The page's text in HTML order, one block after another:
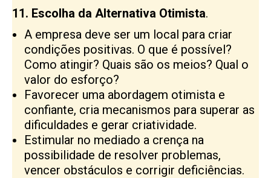
11. Escolha da Alternativa Otimista.
A empresa deve ser um local para criar
condições positivas. O que é possível?
Como atingir? Quais são os meios? Qual o
valor do esforço?
Favorecer uma abordagem otimista e
confiante, cria mecanismos para superar as
dificuldades e gerar criatividade.
Estimular no mediado a crença na
possibilidade de resolver problemas,
vencer obstáculos e corrigir deficiências.